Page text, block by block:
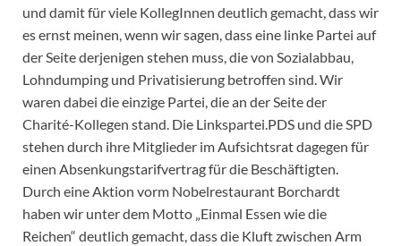
und damit für viele KollegInnen deutlich gemacht, dass wir
es ernst meinen, wenn wir sagen, dass eine linke Partei auf
der Seite derjenigen stehen muss, die von Sozialabbau,
Lohndumping und Privatisierung betroffen sind. Wir
waren dabei die einzige Partei, die an der Seite der
Charité-Kollegen stand. Die Linkspartei.PDS und die SPD
stehen durch ihre Mitglieder im Aufsichtsrat dagegen für
einen Absenkungstarifvertrag für die Beschäftigten.
Durch eine Aktion vorm Nobelrestaurant Borchardt
haben wir unter dem Motto „Einmal Essen wie die
Reichen“ deutlich gemacht, dass die Kluft zwischen Arm